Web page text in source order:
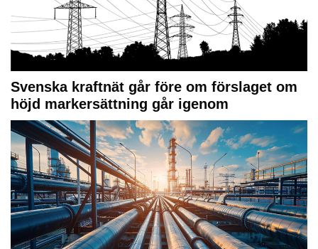
Svenska kraftnät går före om förslaget om
höjd markersättning går igenom